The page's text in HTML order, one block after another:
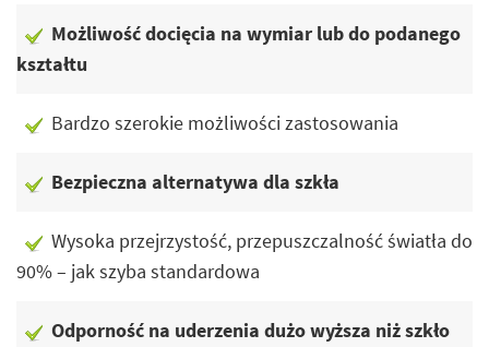
Możliwość docięcia na wymiar lub do podanego
kształtu
Bardzo szerokie możliwości zastosowania
Bezpieczna alternatywa dla szkła
Wysoka przejrzystość, przepuszczalność światła do
90% – jak szyba standardowa
Odporność na uderzenia dużo wyższa niż szkło